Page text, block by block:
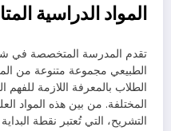
المواد الدراسية
تقدم المدرسة المتخصصة في
الطبيعي مجموعة متنوعة من
الطلاب بالمعرفة اللازمة للفهم
المختلفة. من بين هذه المواد
التشريح، التي تُعتبر نقطة